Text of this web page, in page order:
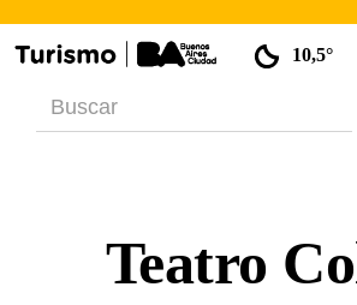
10,5°
Teatro